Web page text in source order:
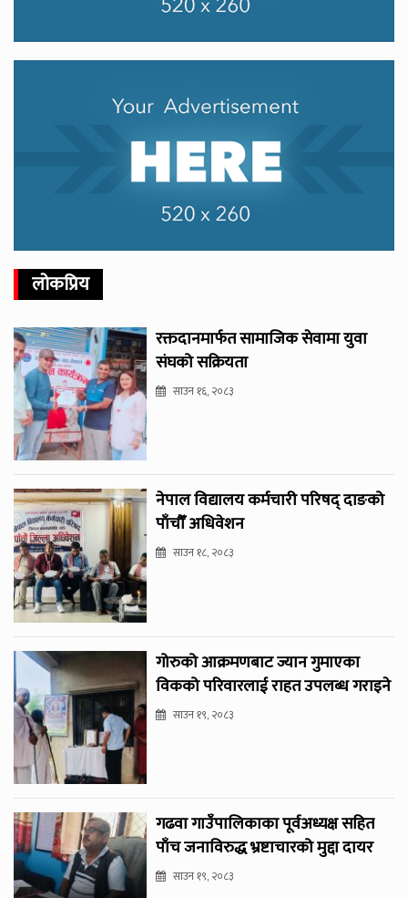
लोकप्रिय
रक्तदानमार्फत सामाजिक सेवामा युवा
संघको सक्रियता
साउन १६, २०८३
नेपाल विद्यालय कर्मचारी परिषद् दाङको
पाँचौँ अधिवेशन
साउन १८, २०८३
गोरुको आक्रमणबाट ज्यान गुमाएका
विकको परिवारलाई राहत उपलब्ध गराइने
साउन १९, २०८३
गढवा गाउँपालिकाका पूर्वअध्यक्ष सहित
पाँच जनाविरुद्ध भ्रष्टाचारको मुद्दा दायर
साउन १९, २०८३